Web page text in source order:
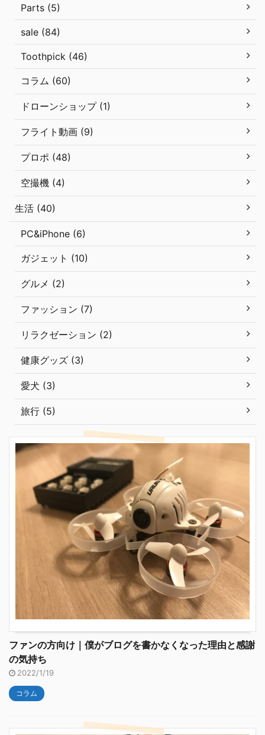
Parts (5)
sale (84)
Toothpick (46)
コラム (60)
ドローンショップ (1)
フライト動画 (9)
プロポ (48)
空撮機 (4)
生活 (40)
PC&iPhone (6)
ガジェット (10)
グルメ (2)
ファッション (7)
リラクゼーション (2)
健康グッズ (3)
愛犬 (3)
旅行 (5)
ファンの方向け｜僕がブログを書かなくなった理由と感謝
の気持ち
2022/1/19
コラム